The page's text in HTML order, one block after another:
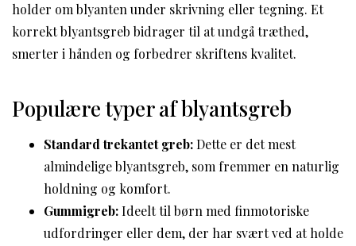
holder om blyanten under skrivning eller tegning. Et
korrekt blyantsgreb bidrager til at undgå træthed,
smerter i hånden og forbedrer skriftens kvalitet.
Populære typer af blyantsgreb
Standard trekantet greb:Dette er det mest
almindelige blyantsgreb, som fremmer en naturlig
holdning og komfort.
Gummigreb:Ideelt til børn med finmotoriske
udfordringer eller dem, der har svært ved at holde